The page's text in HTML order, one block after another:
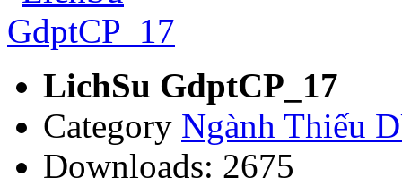
LichSu GdptCP_17
Category Ngành Thiếu
Downloads: 2675